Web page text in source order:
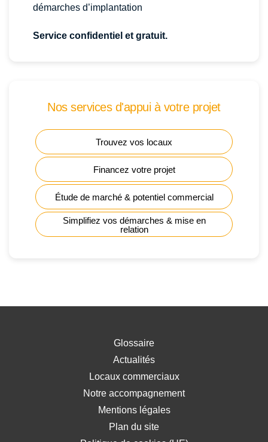
démarches d’implantation
Service confidentiel et gratuit.
Nos services d'appui à votre projet
Trouvez vos locaux
Financez votre projet
Étude de marché & potentiel commercial
Simplifiez vos démarches & mise en
relation
Glossaire
Actualités
Locaux commerciaux
Notre accompagnement
Mentions légales
Plan du site